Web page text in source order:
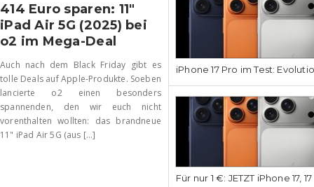
414 Euro sparen: 11″
iPad Air 5G (2025) bei
o2 im Mega-Deal
Auch nach dem Black Friday gibt es
tolle Deals auf Apple-Produkte. Soeben
lancierte o2 einen besonders
spannenden, den wir euch nicht
vorenthalten wollten: das brandneue
11" iPad Air 5G (aus [...]
iPhone 17 Pro im Test:
Für nur 1 €: JETZT iPhone 17,